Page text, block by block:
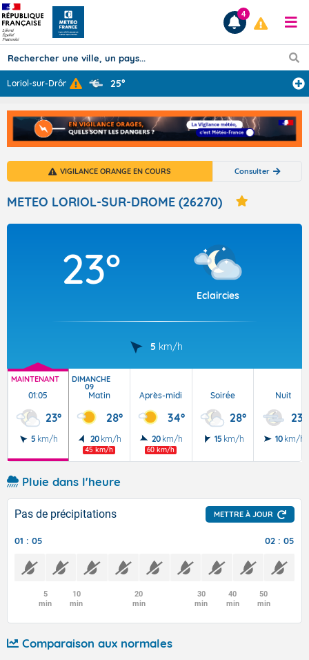
Prévisions
TOUS LES RÉSULTATS
Articles
4
Loriol-sur-Drôm ... 25°
VIGILANCE ORANGE EN COURS Consulter
METEO LORIOL-SUR-DROME (26270)
23°
Eclaircies
5 km/h
MAINTENANT
01:05
23°
5 km/h
DIMANCHE
09
Matin
28°
20 km/h
45 km/h
Après-midi
34°
20 km/h
60 km/h
Soirée
28°
15 km/h
Nuit
23°
10 km/h
Pluie dans l'heure
Pas de précipitations METTRE À JOUR
01 : 05 02 : 05
5
min
10
min
20
min
30
min
40
min
50
min
Comparaison aux normales